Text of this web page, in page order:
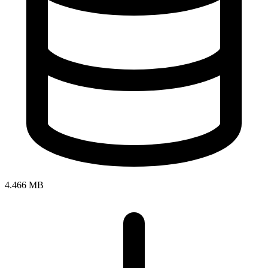
4.466 MB